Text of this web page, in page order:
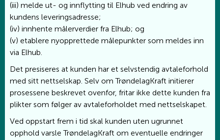
(iii) melde ut- og innflytting til Elhub ved endring av
kundens leveringsadresse;
(iv) innhente målerverdier fra Elhub; og
(v) etablere nyopprettede målepunkter som meldes inn
via Elhub.
Det presiseres at kunden har et selvstendig avtaleforhold
med sitt nettselskap. Selv om TrøndelagKraft initierer
prosessene beskrevet ovenfor, fritar ikke dette kunden fra
plikter som følger av avtaleforholdet med nettselskapet.
Ved oppstart frem i tid skal kunden uten ugrunnet
opphold varsle TrøndelagKraft om eventuelle endringer